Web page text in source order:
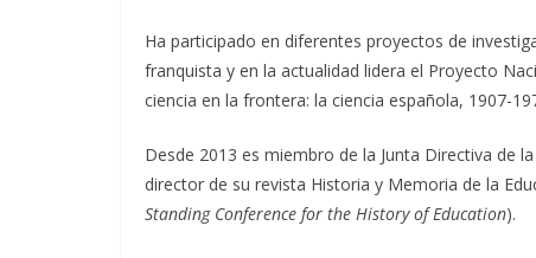
Ha participado en diferentes proyectos de
franquista y en la actualidad lidera el Proyecto
ciencia en la frontera: la ciencia española, 1907-
Desde 2013 es miembro de la Junta Directiva de
director de su revista Historia y Memoria de la
Standing Conference for the History of Education).